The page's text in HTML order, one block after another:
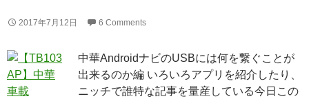
2017年7月12日 6 Comments
中華AndroidナビのUSBには何を繋ぐことが
出来るのか編 いろいろアプリを紹介したり、
ニッチで誰特な記事を量産している今日この